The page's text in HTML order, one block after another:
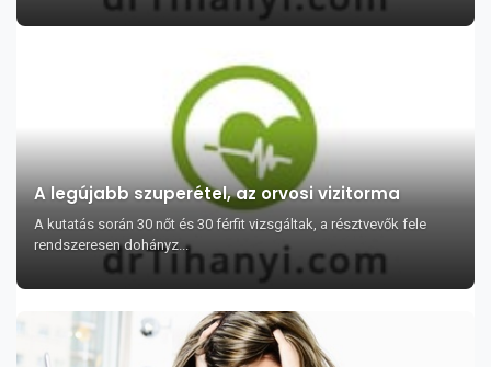
A legújabb szuperétel, az orvosi vizitorma
A kutatás során 30 nőt és 30 férfit vizsgáltak, a résztvevők fele
rendszeresen dohányz...